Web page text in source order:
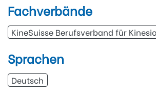
Fachverbände
KineSuisse Berufsverband für
Sprachen
Deutsch